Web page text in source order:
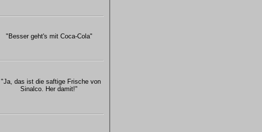
"Besser geht's mit Coca-Cola"
"Ja, das ist die saftige Frische von
Sinalco. Her damit!"